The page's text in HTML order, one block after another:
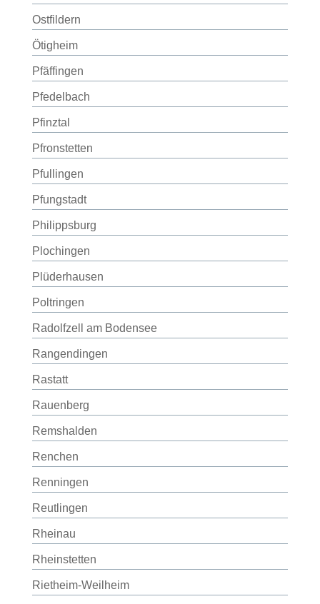
Ostfildern
Ötigheim
Pfäffingen
Pfedelbach
Pfinztal
Pfronstetten
Pfullingen
Pfungstadt
Philippsburg
Plochingen
Plüderhausen
Poltringen
Radolfzell am Bodensee
Rangendingen
Rastatt
Rauenberg
Remshalden
Renchen
Renningen
Reutlingen
Rheinau
Rheinstetten
Rietheim-Weilheim